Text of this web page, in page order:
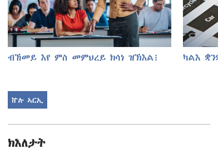
ብኸመይ እየ ምስ መምህረይ ክሳነ ዝኽእል፧ ካልእ
ኵሉ ኣርኢ
ክእለታት